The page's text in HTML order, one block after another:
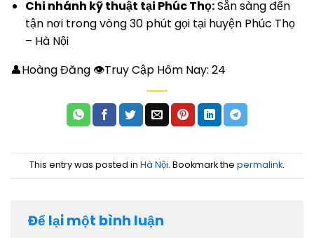
Chi nhánh kỹ thuật tại Phúc Thọ:Sẵn sàng đến
tận nơi trong vòng 30 phút gọi tại huyện Phúc Thọ
– Hà Nội
👤Hoàng Đăng 👁Truy Cập Hôm Nay: 24
This entry was posted in Hà Nội. Bookmark the permalink.
Để lại một bình luận